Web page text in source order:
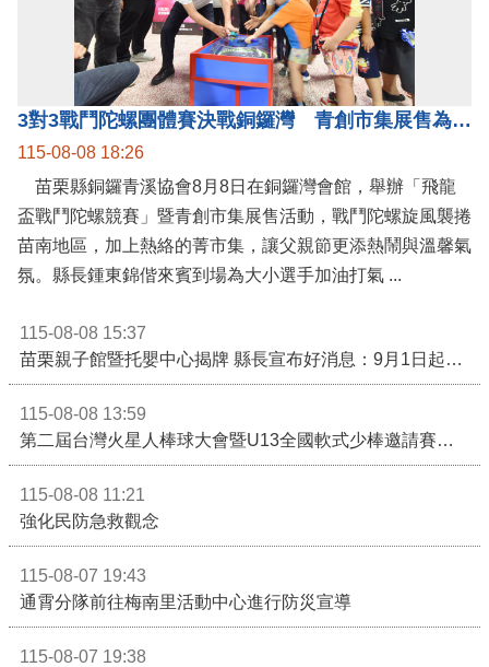
3對3戰鬥陀螺團體賽決戰銅鑼灣 青創市集展售為父親節增添繽紛
115-08-08 18:26
苗栗縣銅鑼青溪協會8月8日在銅鑼灣會館，舉辦「飛龍
盃戰鬥陀螺競賽」暨青創市集展售活動，戰鬥陀螺旋風襲捲
苗南地區，加上熱絡的菁市集，讓父親節更添熱鬧與溫馨氣
115-08-08 15:37
115-08-08 13:59
115-08-08 11:21
強化民防急救觀念
115-08-07 19:43
通霄分隊前往梅南里活動中心進行防災宣導
115-08-07 19:38